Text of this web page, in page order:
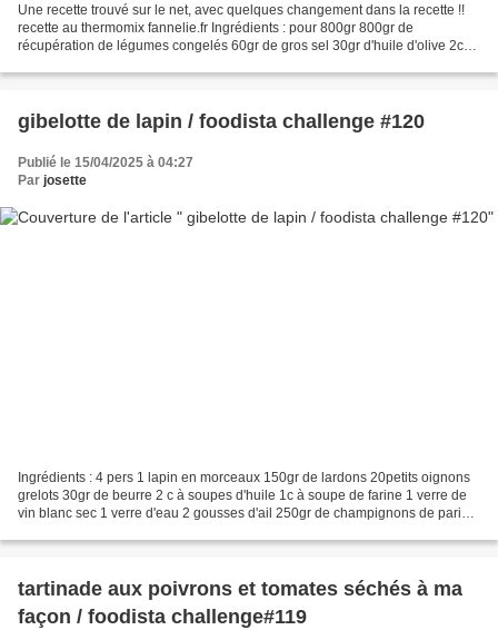
Une recette trouvé sur le net, avec quelques changement dans la recette !!
recette au thermomix fannelie.fr Ingrédients : pour 800gr 800gr de
récupération de légumes congelés 60gr de gros sel 30gr d'huile d'olive 2cc
gibelotte de lapin / foodista challenge #120
Publié le 15/04/2025 à 04:27
Par josette
Ingrédients : 4 pers 1 lapin en morceaux 150gr de lardons 20petits oignons
grelots 30gr de beurre 2 c à soupes d'huile 1c à soupe de farine 1 verre de
vin blanc sec 1 verre d'eau 2 gousses d'ail 250gr de champignons de paris
tartinade aux poivrons et tomates séchés à ma
façon / foodista challenge#119